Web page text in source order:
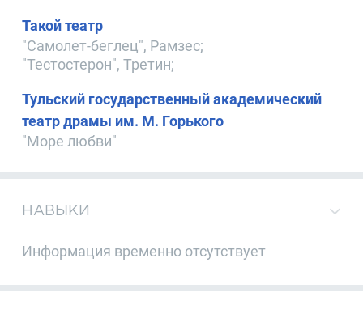
Такой театр
"Самолет-беглец", Рамзес;
"Тестостерон", Третин;
Тульский государственный академический
театр драмы им. М. Горького
"Море любви"
НАВЫКИ
Информация временно отсутствует